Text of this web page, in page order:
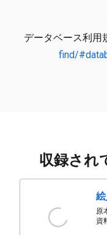
データベース利用
find/
収録され
原
資